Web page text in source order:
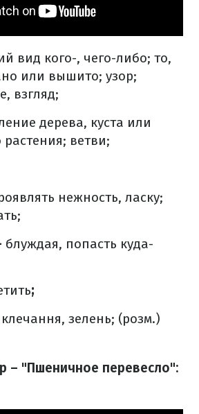
вид кого-, чего-либо; то,
или вышито; узор;
взгляд;
дерева, куста или
растения; ветви;
нежность, ласку;
блуждая, попасть куда-
;
зелень; (розм.)
– "Пшеничное перевесло":